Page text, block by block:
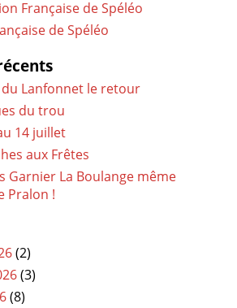
Française de Spéléo
de Spéléo
Lanfonnet le retour
du trou
14 juillet
aux Frêtes
Garnier La Boulange même
Pralon !
(2)
(3)
(8)